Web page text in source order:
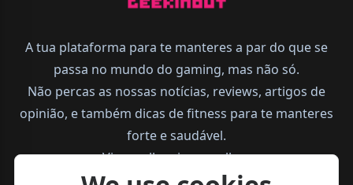
A tua plataforma para te manteres a par do que se
passa no mundo do gaming, mas não só.
Não percas as nossas notícias, reviews, artigos de
opinião, e também dicas de fitness para te manteres
forte e saudável.
Vive melhor, joga melhor.